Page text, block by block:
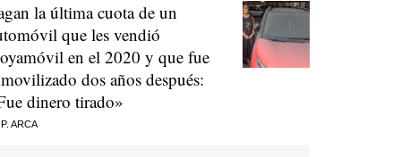
la última cuota de un
que les vendió
en el 2020 y que fue
dos años después:
dinero tirado»
ARCA